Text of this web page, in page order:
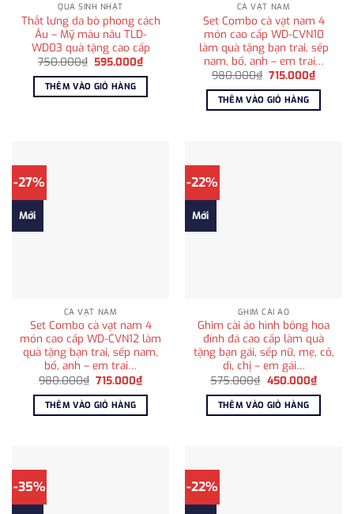
QUÀ SINH NHẬT
Thắt lưng da bò phong cách
Âu – Mỹ màu nâu TLD-
WD03 quà tặng cao cấp
750.000₫ Giá
là:
750.000₫.
595.000₫Giá
hiện
tại
595.000₫.
THÊM VÀO GIỎ HÀNG
CÀ VẠT NAM
Set Combo cà vạt nam 4
món cao cấp WD-CVN10
làm quà tặng bạn trai, sếp
nam, bố, anh – em trai…
980.000₫ Giá
là:
980.000₫.
715.000₫Giá
hiện
tại
THÊM VÀO GIỎ HÀNG
-27%
Mới
CÀ VẠT NAM
Set Combo cà vạt nam 4
món cao cấp WD-CVN12 làm
quà tặng bạn trai, sếp nam,
bố, anh – em trai…
980.000₫ Giá
là:
980.000₫.
715.000₫Giá
hiện
tại
715.000₫.
THÊM VÀO GIỎ HÀNG
-22%
Mới
GHIM CÀI ÁO
Ghim cài áo hình bông hoa
đính đá cao cấp làm quà
tặng bạn gái, sếp nữ, mẹ, cô,
dì, chị – em gái…
575.000₫ Giá
là:
575.000₫.
450.000₫Giá
hiện
tại
THÊM VÀO GIỎ HÀNG
-35% -22%